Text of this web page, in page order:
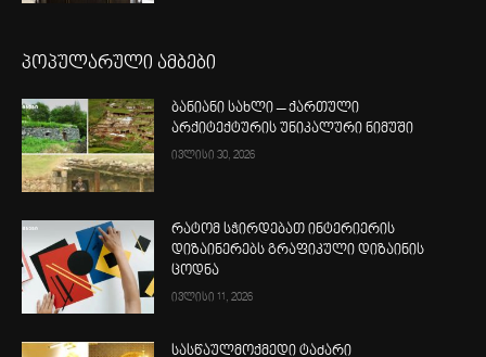
პოპულარული ამბები
ბანიანი სახლი – ქართული
არქიტექტურის უნიკალური ნიმუში
ივლისი 30, 2026
რატომ სჭირდებათ ინტერიერის
დიზაინერებს გრაფიკული დიზაინის
ცოდნა
ივლისი 11, 2026
სასწაულმოქმედი ტაძარი